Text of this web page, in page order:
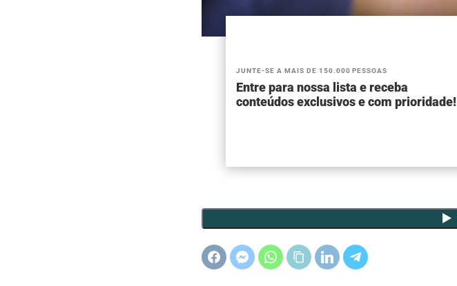
JUNTE-SE A MAIS DE 150.000 PESSOAS
Entre para nossa lista e receba
conteúdos exclusivos e com prioridade!